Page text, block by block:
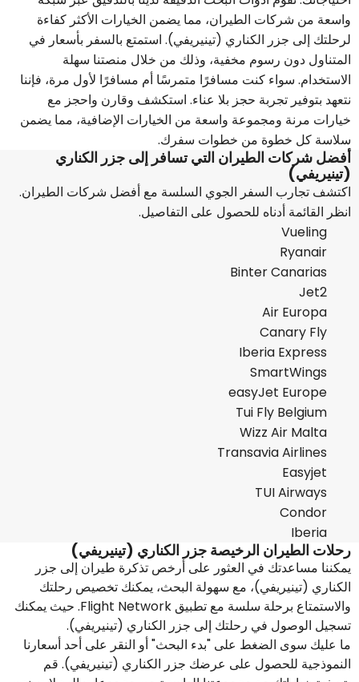
واسعة من شركات الطيران، مما يضمن الخيارات الأكثر كفاءة
لرحلتك إلى جزر الكناري (تينيريفي). استمتع بالسفر بأسعار في
المتناول دون رسوم مخفية، وذلك من خلال منصتنا سهلة
الاستخدام. سواء كنت مسافرًا متمرسًا أم مسافرًا لأول مرة، فإننا
نتعهد بتوفير تجربة حجز بلا عناء. استكشف وقارن واحجز مع
خيارات مرنة ومجموعة واسعة من الخيارات الإضافية، مما يضمن
سلاسة كل خطوة من خطوات سفرك.
أفضل شركات الطيران التي تسافر إلى جزر الكناري
(تينيريفي)
اكتشف تجارب السفر الجوي السلسة مع أفضل شركات الطيران.
انظر القائمة أدناه للحصول على التفاصيل.
Vueling
Ryanair
Binter Canarias
Jet2
Air Europa
Canary Fly
Iberia Express
SmartWings
easyJet Europe
Tui Fly Belgium
Wizz Air Malta
Transavia Airlines
Easyjet
TUI Airways
Condor
Iberia
رحلات الطيران الرخيصة جزر الكناري (تينيريفي)
يمكننا مساعدتك في العثور على أرخص تذكرة طيران إلى جزر
الكناري (تينيريفي)، مع سهولة البحث، يمكنك تخصيص رحلتك
والاستمتاع برحلة سلسة مع تطبيق Flight Network. حيث يمكنك
تسجيل الوصول في رحلتك إلى جزر الكناري (تينيريفي).
ما عليك سوى الضغط على "بدء البحث" أو النقر على أحد أسعارنا
النموذجية للحصول على عرضك جزر الكناري (تينيريفي). قم